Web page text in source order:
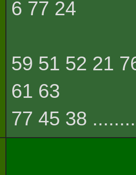
6 77 24
59 51 52 21
61 63
77 45 38